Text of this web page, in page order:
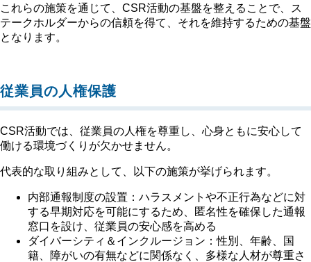
これらの施策を通じて、CSR活動の基盤を整えることで、ス
テークホルダーからの信頼を得て、それを維持するための基盤
となります。
従業員の人権保護
CSR活動では、従業員の人権を尊重し、心身ともに安心して
働ける環境づくりが欠かせません。
代表的な取り組みとして、以下の施策が挙げられます。
内部通報制度の設置：ハラスメントや不正行為などに対
する早期対応を可能にするため、匿名性を確保した通報
窓口を設け、従業員の安心感を高める
ダイバーシティ＆インクルージョン：性別、年齢、国
籍、障がいの有無などに関係なく、多様な人材が尊重さ